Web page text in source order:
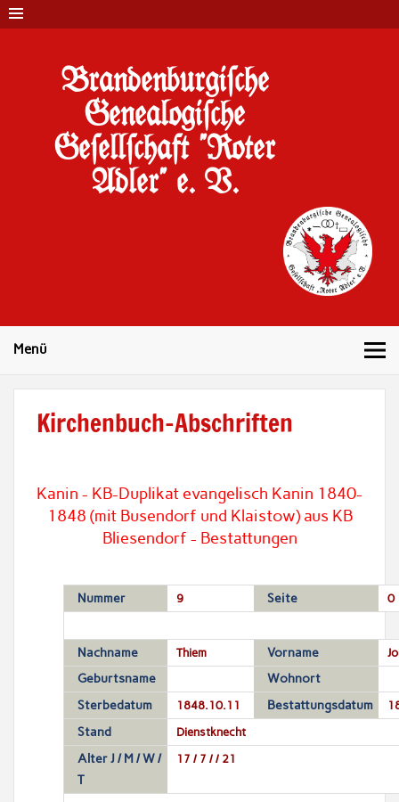
Brandenburgi#che
Genealogi#che
Ge#ell#chaft "Roter
Adler" e. V.
Menü
Kirchenbuch-Abschriften
Kanin - KB-Duplikat evangelisch Kanin 1840-
1848 (mit Busendorf und Klaistow) aus KB
Bliesendorf - Bestattungen
Nummer 9 Seite 0
Nachname Thiem Vorname
Geburtsname
Wohnort
Sterbedatum
1848.10.11 Bestattungsdatum
Stand Dienstknecht
Alter J / M / W /
T
17 / 7 / / 21